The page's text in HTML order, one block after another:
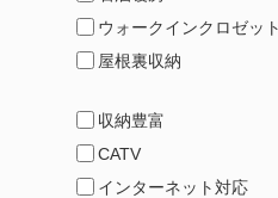
ウォークインクロゼット
屋根裏収納
収納豊富
CATV
インターネット対応